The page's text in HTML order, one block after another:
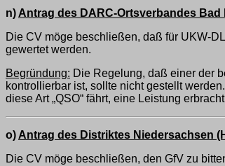
n)Antrag des DARC-Ortsverbandes Bad
Die CV möge beschließen, daß für UKW-
gewertet werden.
Begründung: Die Regelung, daß einer der
kontrollierbar ist, sollte nicht gestellt
diese Art „QSO“ fährt, eine Leistung
o)Antrag des Distriktes Niedersachsen
Die CV möge beschließen, den GfV zu